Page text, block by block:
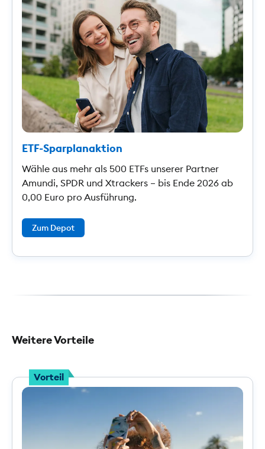
ETF-Sparplanaktion
Wähle aus mehr als 500 ETFs unserer Partner
Amundi, SPDR und Xtrackers – bis Ende 2026 ab
0,00 Euro pro Ausführung.
Zum Depot
Weitere Vorteile
Vorteil